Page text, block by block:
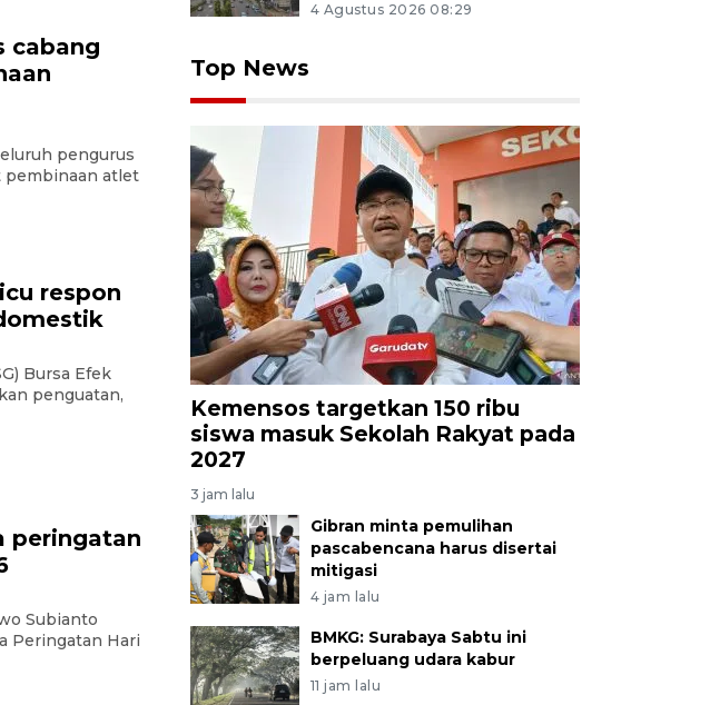
cabang
pengurus
pembinaan atlet
respon
Bursa Efek
penguatan,
peringatan
Subianto
Peringatan Hari
4 Agustus 2026 08:29
Top News
Kemensos targetkan 150 ribu
siswa masuk Sekolah Rakyat pada
2027
3 jam lalu
Gibran minta pemulihan
pascabencana harus disertai
mitigasi
4 jam lalu
BMKG: Surabaya Sabtu ini
berpeluang udara kabur
11 jam lalu